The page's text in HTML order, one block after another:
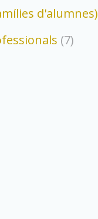
d'alumnes)
(7)